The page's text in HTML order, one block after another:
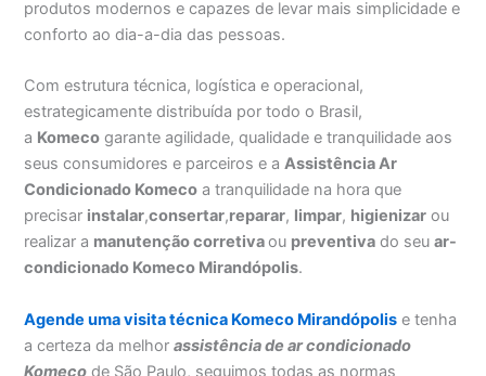
produtos modernos e capazes de levar mais simplicidade e
conforto ao dia-a-dia das pessoas.
Com estrutura técnica, logística e operacional,
estrategicamente distribuída por todo o Brasil,
a Komeco garante agilidade, qualidade e tranquilidade aos
seus consumidores e parceiros e aAssistência Ar
Condicionado Komeco a tranquilidade na hora que
precisar instalar,consertar,reparar, limpar, higienizar ou
realizar a manutenção corretivaou preventiva do seuar-
condicionado Komeco Mirandópolis.
Agende uma visita técnica Komeco Mirandópolis e tenha
a certeza da melhorassistênciade ar condicionado
Komeco de São Paulo, seguimos todas as normas